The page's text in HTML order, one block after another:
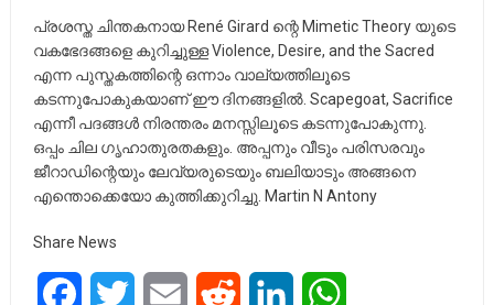
പ്രശസ്ത ചിന്തകനായ René Girard ന്റെ Mimetic Theory യുടെ
വകഭേദങ്ങളെ കുറിച്ചുള്ള Violence, Desire, and the Sacred
എന്ന പുസ്തകത്തിന്റെ ഒന്നാം വാല്യത്തിലൂടെ
കടന്നുപോകുകയാണ് ഈ ദിനങ്ങളിൽ. Scapegoat, Sacrifice
എന്നീ പദങ്ങൾ നിരന്തരം മനസ്സിലൂടെ കടന്നുപോകുന്നു.
ഒപ്പം ചില ഗൃഹാതുരതകളും. അപ്പനും വീടും പരിസരവും
ജീറാഡിന്റെയും ലേവ്യരുടെയും ബലിയാടും അങ്ങനെ
എന്തൊക്കെയോ കുത്തിക്കുറിച്ചു. Martin N Antony
Share News
FacebookTwitter Email Reddit LinkedIn